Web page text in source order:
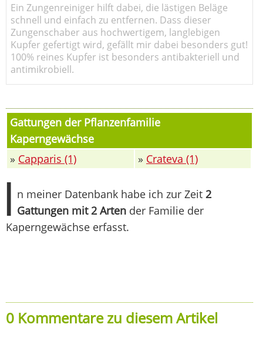
Ein Zungenreiniger hilft dabei, die lästigen Beläge
schnell und einfach zu entfernen. Dass dieser
Zungenschaber aus hochwertigem, langlebigen
Kupfer gefertigt wird, gefällt mir dabei besonders gut!
100% reines Kupfer ist besonders antibakteriell und
antimikrobiell.
Gattungen der Pflanzenfamilie
Kaperngewächse
» Capparis (1) » Crateva (1)
I n meiner Datenbank habe ich zur Zeit 2
Gattungen mit 2 Arten der Familie der
Kaperngewächse erfasst.
0 Kommentare zu diesem Artikel